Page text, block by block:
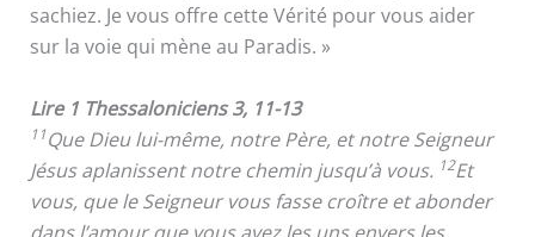
sachiez. Je vous offre cette Vérité pour vous aider
sur la voie qui mène au Paradis. »
Lire 1 Thessaloniciens 3, 11-13
11Que Dieu lui-même, notre Père, et notre Seigneur
Jésus aplanissent notre chemin jusqu’à vous. 12Et
vous, que le Seigneur vous fasse croître et abonder